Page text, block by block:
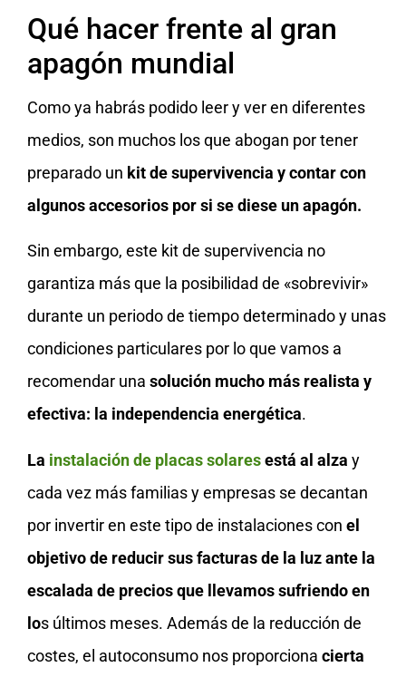
Qué hacer frente al gran
apagón mundial
Como ya habrás podido leer y ver en diferentes
medios, son muchos los que abogan por tener
preparado un kit de supervivencia y contar con
algunos accesorios por si se diese un apagón.
Sin embargo, este kit de supervivencia no
garantiza más que la posibilidad de «sobrevivir»
durante un periodo de tiempo determinado y unas
condiciones particulares por lo que vamos a
recomendar una solución mucho más realista y
efectiva: la independencia energética.
La instalación de placas solaresestá al alza y
cada vez más familias y empresas se decantan
por invertir en este tipo de instalaciones con el
objetivo de reducir sus facturas de la luz ante la
escalada de precios que llevamos sufriendo en
los últimos meses. Además de la reducción de
costes, el autoconsumo nos proporciona cierta